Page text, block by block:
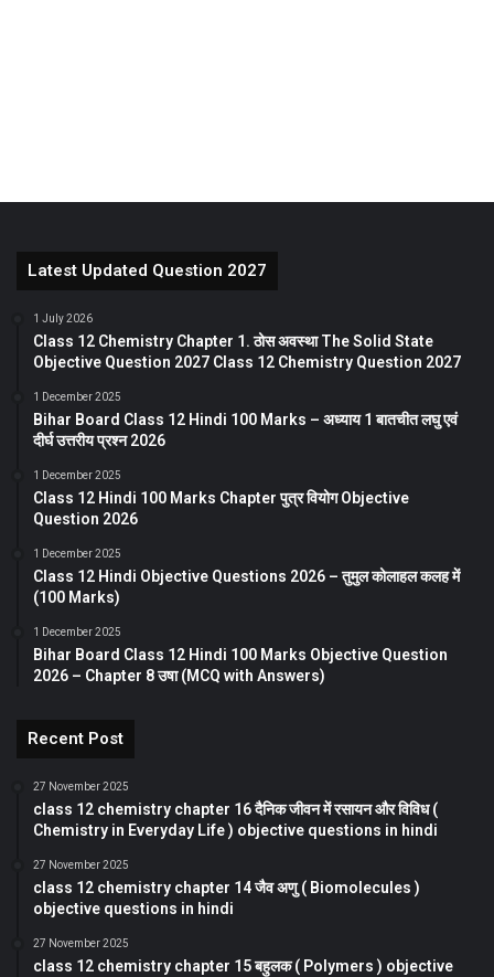
Latest Updated Question 2027
1 July 2026
Class 12 Chemistry Chapter 1. ठोस अवस्था The Solid State
Objective Question 2027 Class 12 Chemistry Question 2027
1 December 2025
Bihar Board Class 12 Hindi 100 Marks – अध्याय 1 बातचीत लघु एवं
दीर्घ उत्तरीय प्रश्न 2026
1 December 2025
Class 12 Hindi 100 Marks Chapter पुत्र वियोग Objective
Question 2026
1 December 2025
Class 12 Hindi Objective Questions 2026 – तुमुल कोलाहल कलह में
(100 Marks)
1 December 2025
Bihar Board Class 12 Hindi 100 Marks Objective Question
2026 – Chapter 8 उषा (MCQ with Answers)
Recent Post
27 November 2025
class 12 chemistry chapter 16 दैनिक जीवन में रसायन और विविध (
Chemistry in Everyday Life ) objective questions in hindi
27 November 2025
class 12 chemistry chapter 14 जैव अणु ( Biomolecules )
objective questions in hindi
27 November 2025
class 12 chemistry chapter 15 बहुलक ( Polymers ) objective